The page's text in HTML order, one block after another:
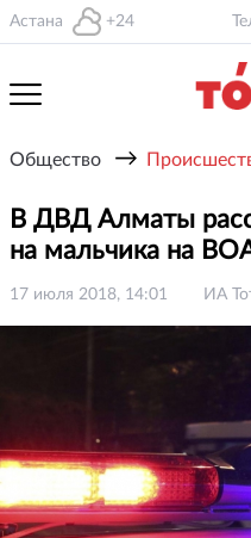
Астана +24
Общество →
В ДВД Алматы
на мальчика на
17 июля 2018, 14:01 ИА